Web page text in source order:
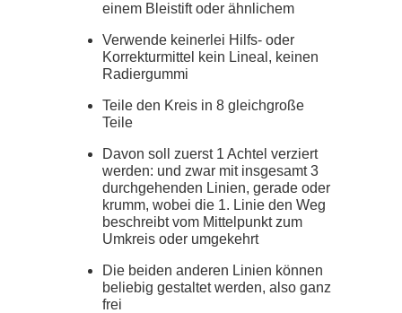
einem Bleistift oder ähnlichem
Verwende keinerlei Hilfs- oder
Korrekturmittel kein Lineal, keinen
Radiergummi
Teile den Kreis in 8 gleichgroße
Teile
Davon soll zuerst 1 Achtel verziert
werden: und zwar mit insgesamt 3
durchgehenden Linien, gerade oder
krumm, wobei die 1. Linie den Weg
beschreibt vom Mittelpunkt zum
Umkreis oder umgekehrt
Die beiden anderen Linien können
beliebig gestaltet werden, also ganz
frei